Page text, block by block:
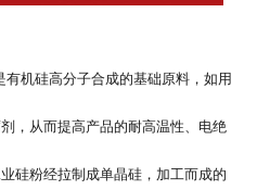
机硅高分子合成的基础原料，如用
，从而提高产品的耐高温性、电绝
硅粉经拉制成单晶硅，加工而成的